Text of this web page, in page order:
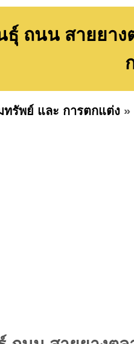
ธุ์ ถนน สายยา
ทรัพย์ และ การตกแต่ง »